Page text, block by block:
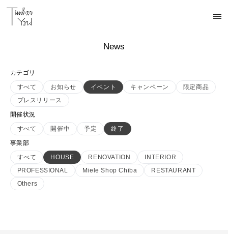
News
カテゴリ
すべて
お知らせ イベント キャンペーン
限定商品
プレスリリース
開催状況
すべて
開催中 予定
終了
事業部
すべて
HOUSE RENOVATION
INTERIOR
PROFESSIONAL
Miele Shop Chiba
RESTAURANT
Others